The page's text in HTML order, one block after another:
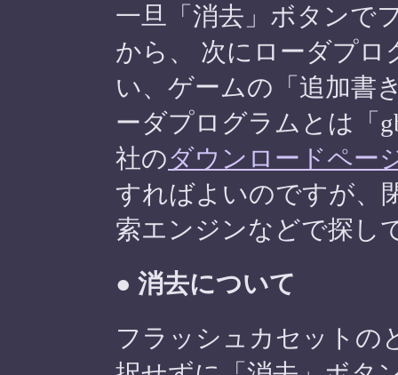
一旦「消去」ボタンで
から、 次にローダプロ
い、ゲームの「追加書
ーダプログラムとは「
社のダウンロードペー
すればよいのですが、
索エンジンなどで探し
● 消去について
フラッシュカセットの